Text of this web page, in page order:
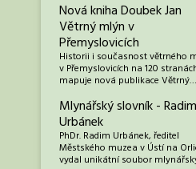
Nová kniha Doubek Jan
Větrný mlýn v
Přemyslovicích
Historii i současnost větrného
v Přemyslovicích na 120
mapuje nová publikace Větrný…
Mlynářský slovník - Radim
Urbánek
PhDr. Radim Urbánek, ředitel
Městského muzea v Ústí na
vydal unikátní soubor